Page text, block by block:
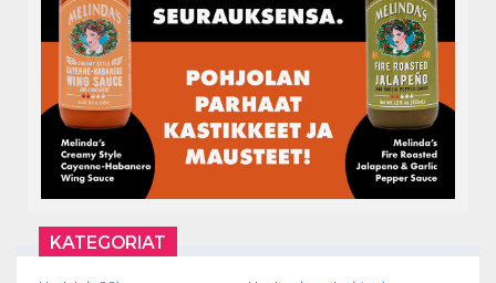
KATEGORIAT